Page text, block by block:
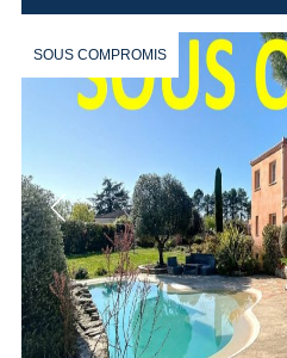
SOUS COMPROMIS